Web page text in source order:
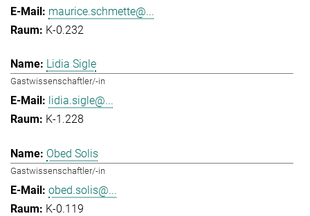
maurice.schmette@...
K-0.232
Lidia Sigle
Gastwissenschaftler/-in
lidia.sigle@...
K-1.228
Obed Solis
Gastwissenschaftler/-in
obed.solis@...
K-0.119